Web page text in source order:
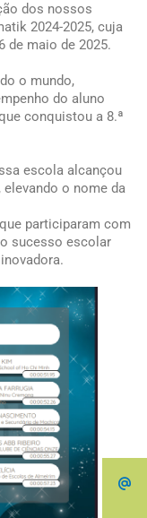
dos nossos
2024-2025, cuja
de maio de 2025.
o mundo,
do aluno
conquistou a 8.ª
escola alcançou
o nome da
participaram com
sucesso escolar